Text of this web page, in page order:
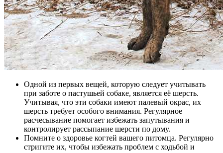
Одной из первых вещей, которую следует учитывать
при заботе о пастушьей собаке, является её шерсть.
Учитывая, что эти собаки имеют палевый окрас, их
шерсть требует особого внимания. Регулярное
расчесывание помогает избежать запутывания и
контролирует рассыпание шерсти по дому.
Помните о здоровье когтей вашего питомца. Регулярно
стригите их, чтобы избежать проблем с ходьбой и